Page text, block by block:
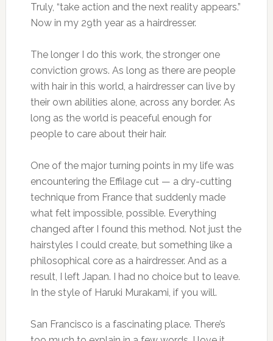
Truly, “take action and the next reality appears.”
Now in my 29th year as a hairdresser.
The longer I do this work, the stronger one
conviction grows. As long as there are people
with hair in this world, a hairdresser can live by
their own abilities alone, across any border. As
long as the world is peaceful enough for
people to care about their hair.
One of the major turning points in my life was
encountering the Effilage cut — a dry-cutting
technique from France that suddenly made
what felt impossible, possible. Everything
changed after I found this method. Not just the
hairstyles I could create, but something like a
philosophical core as a hairdresser. And as a
result, I left Japan. I had no choice but to leave.
In the style of Haruki Murakami, if you will.
San Francisco is a fascinating place. There’s